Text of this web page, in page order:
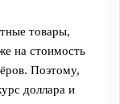
товары,
на стоимость
Поэтому,
доллара и